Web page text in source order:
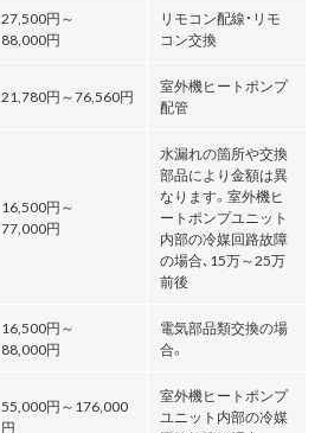
27,500円～
88,000円
リモコン配線・リモ
コン交換
21,780円～76,560円
室外機ヒートポンプ
配管
16,500円～
77,000円
水漏れの箇所や交換
部品により金額は異
なります。室外機ヒ
ートポンプユニット
内部の冷媒回路故障
の場合､15万～25万
前後
16,500円～
88,000円
電気部品類交換の場
合。
55,000円～176,000
円
室外機ヒートポンプ
ユニット内部の冷媒